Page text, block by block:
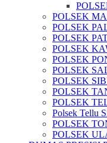
POLSEK
POLSEK
POLSEK
POLSEK
POLSEK
POLSEK
POLSEK
POLSEK
POLSEK
Polsek Tellu
POLSEK
POLSEK